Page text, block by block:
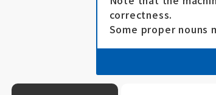
correctness.
Some proper nouns